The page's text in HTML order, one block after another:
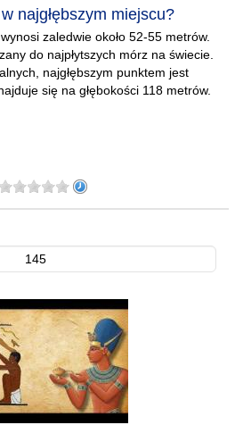
najgłębszym miejscu?
zaledwie około 52-55 metrów.
do najpłytszych mórz na świecie.
najgłębszym punktem jest
się na głębokości 118 metrów.
145